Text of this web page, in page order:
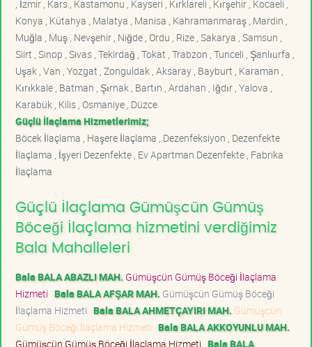
, İzmir , Kars , Kastamonu , Kayseri , Kırklareli , Kırşehir , Kocaeli ,
Konya , Kütahya , Malatya , Manisa , Kahramanmaraş , Mardin ,
Muğla , Muş , Nevşehir , Niğde , Ordu , Rize , Sakarya , Samsun ,
Siirt , Sinop , Sivas , Tekirdağ , Tokat , Trabzon , Tunceli , Şanlıurfa ,
Uşak , Van , Yozgat , Zonguldak , Aksaray , Bayburt , Karaman ,
Kırıkkale , Batman , Şırnak , Bartın , Ardahan , Iğdır , Yalova ,
Karabük , Kilis , Osmaniye , Düzce
Güçlü İlaçlama Hizmetlerimiz;
Böcek İlaçlama , Haşere İlaçlama , Dezenfeksiyon , Dezenfekte
İlaçlama , İşyeri Dezenfekte , Ev Apartman Dezenfekte , Fabrika
İlaçlama
Güçlü İlaçlama Gümüşcün Gümüş
Böceği İlaçlama hizmetini verdiğimiz
Bala Mahalleleri
Bala BALA ABAZLI MAH. Gümüşcün Gümüş Böceği İlaçlama
Hizmeti Bala BALA AFŞAR MAH. Gümüşcün Gümüş Böceği
İlaçlama Hizmeti Bala BALA AHMETÇAYIRI MAH. Gümüşcün
Gümüş Böceği İlaçlama Hizmeti Bala BALA AKKOYUNLU MAH.
Gümüşcün Gümüş Böceği İlaçlama Hizmeti Bala BALA